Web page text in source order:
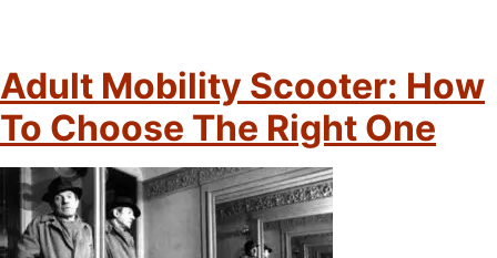
Adult Mobility Scooter: How
To Choose The Right One